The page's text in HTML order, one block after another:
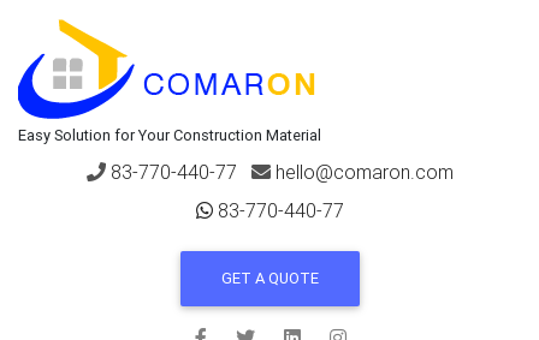
Easy Solution for Your Construction Material
83-770-440-77
hello@comaron.com
83-770-440-77
GET A QUOTE